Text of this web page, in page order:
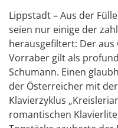
Lippstadt – Aus der
seien nur einige der
herausgefiltert: Der aus
Vorraber gilt als
Schumann. Einen
der Österreicher mit
Klavierzyklus
romantischen